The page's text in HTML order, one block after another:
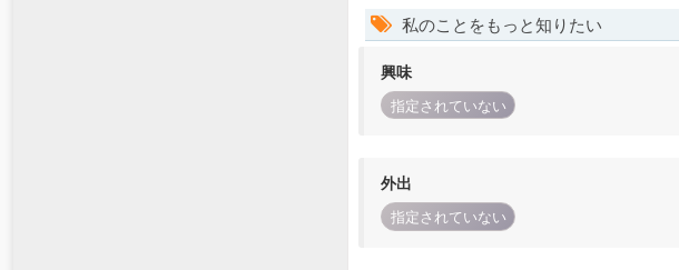
私のことをもっと知りたい
興味
指定されていない
外出
指定されていない